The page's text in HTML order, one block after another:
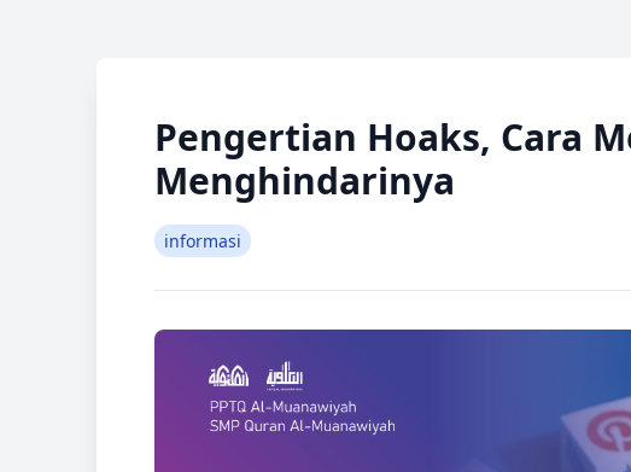
Pengertian Hoaks, Cara
Menghindarinya
informasi